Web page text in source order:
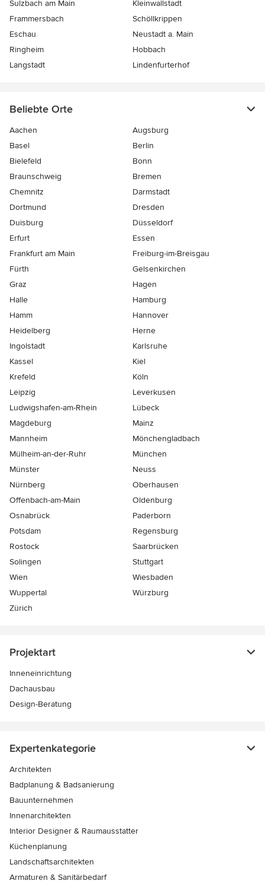
Sulzbach am Main
Kleinwallstadt
Frammersbach
Schöllkrippen
Eschau
Neustadt a. Main
Ringheim
Hobbach
Langstadt
Lindenfurterhof
Beliebte Orte
Aachen
Augsburg
Basel
Berlin
Bielefeld
Bonn
Braunschweig
Bremen
Chemnitz
Darmstadt
Dortmund
Dresden
Duisburg
Düsseldorf
Erfurt
Essen
Frankfurt am Main
Freiburg-im-Breisgau
Fürth
Gelsenkirchen
Graz
Hagen
Halle
Hamburg
Hamm
Hannover
Heidelberg
Herne
Ingolstadt
Karlsruhe
Kassel
Kiel
Krefeld
Köln
Leipzig
Leverkusen
Ludwigshafen-am-Rhein
Lübeck
Magdeburg
Mainz
Mannheim
Mönchen­gladbach
Mülheim-an-der-Ruhr
München
Münster
Neuss
Nürnberg
Oberhausen
Offenbach-am-Main
Oldenburg
Osnabrück
Paderborn
Potsdam
Regensburg
Rostock
Saarbrücken
Solingen
Stuttgart
Wien
Wiesbaden
Wuppertal
Würzburg
Zürich
Projektart
Inneneinrichtung
Dachausbau
Design-Beratung
Expertenkategorie
Architekten
Badplanung & Badsanierung
Bauunternehmen
Innenarchitekten
Interior Designer & Raumausstatter
Küchenplanung
Landschaftsarchitekten
Armaturen & Sanitärbedarf